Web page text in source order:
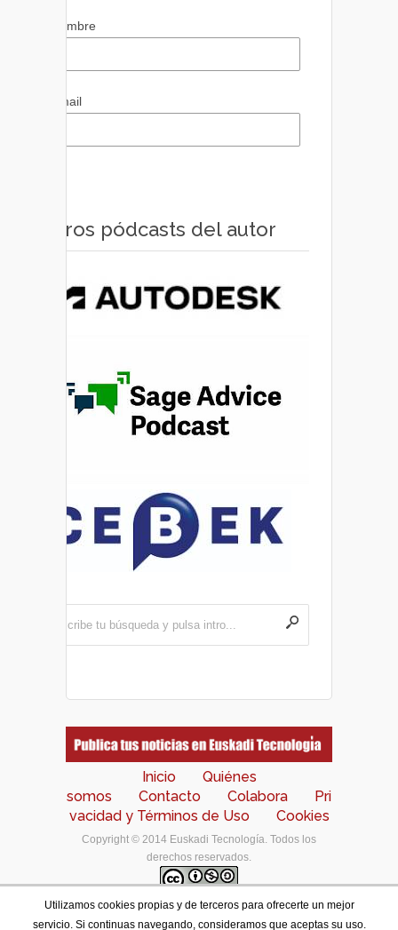
Nombre
Email
Otros pódcasts del autor
Inicio
Quiénes
somos
Contacto Colabora
Pri
vacidad y Términos de Uso
Cookies
Copyright © 2014 Euskadi Tecnología. Todos los
derechos reservados.
Los contenidos de este portal están bajo unalicencia
de Creative Commons Reconocimiento-NoComercial-
Utilizamos cookies propias y de terceros para ofrecerte un mejor
servicio. Si continuas navegando, consideramos que aceptas su uso.